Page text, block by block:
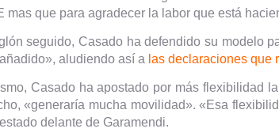
mas que para agradecer la labor que está
seguido, Casado ha defendido su modelo
aludiendo así a las declaraciones que
Casado ha apostado por más flexibilidad
«generaría mucha movilidad». «Esa
delante de Garamendi.